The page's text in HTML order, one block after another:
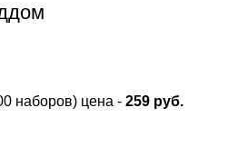
наборов) цена - 259 руб.